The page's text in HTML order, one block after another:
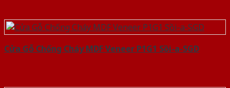
Cửa Gỗ Chống Cháy MDF Veneer P1G1 Sồi-a-SGD